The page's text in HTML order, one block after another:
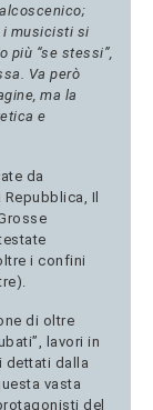
i musicisti si
più “se stessi”,
Va però
ma la
e
da
Il
i confini
di oltre
lavori in
dettati dalla
vasta
del